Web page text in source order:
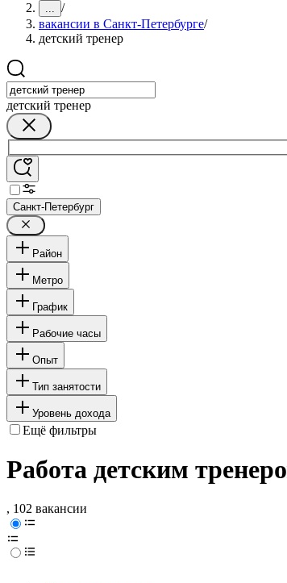
... /
вакансии в Санкт-Петербурге/
детский тренер
детский тренер
Санкт-Петербург
Район
Метро
График
Рабочие часы
Опыт
Тип занятости
Уровень дохода
Ещё фильтры
Работа детским
, 102 вакансии